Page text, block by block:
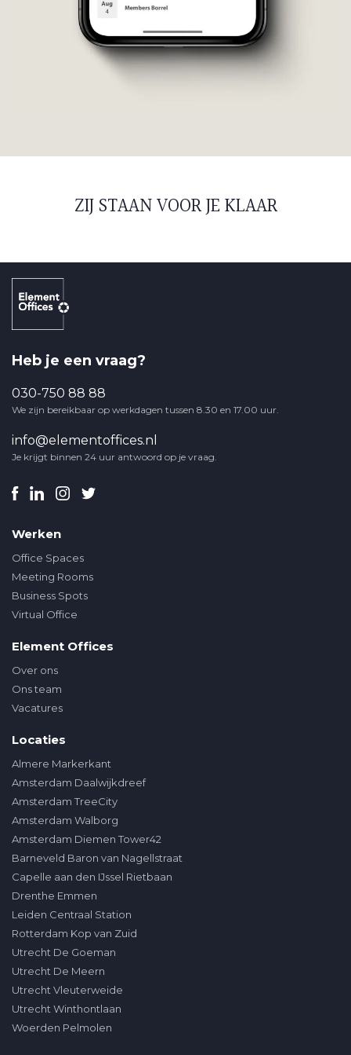
ZIJ STAAN VOOR JE KLAAR
Heb je een vraag?
030-750 88 88
We zijn bereikbaar op werkdagen tussen 8.30 en 17.00 uur.
info@elementoffices.nl
Je krijgt binnen 24 uur antwoord op je vraag.
Werken
Office Spaces
Meeting Rooms
Business Spots
Virtual Office
Element Offices
Over ons
Ons team
Vacatures
Locaties
Almere Markerkant
Amsterdam Daalwijkdreef
Amsterdam TreeCity
Amsterdam Walborg
Amsterdam Diemen Tower42
Barneveld Baron van Nagellstraat
Capelle aan den IJssel Rietbaan
Drenthe Emmen
Leiden Centraal Station
Rotterdam Kop van Zuid
Utrecht De Goeman
Utrecht De Meern
Utrecht Vleuterweide
Utrecht Winthontlaan
Woerden Pelmolen